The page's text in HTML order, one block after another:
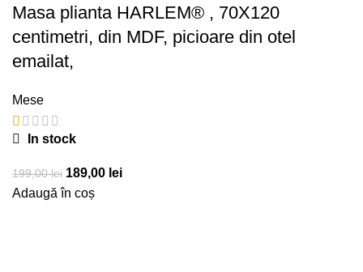
Masa plianta HARLEM® , 70X120
centimetri, din MDF, picioare din otel
emailat,
Mese
In stock
199,00lei Prețul
inițial
189,00 leiPrețul
Adaugă în coș